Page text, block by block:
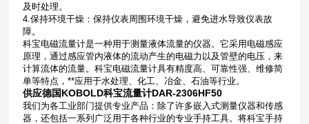
及时处理。
4.保持环境干燥：保持仪表周围环境干燥，避免进水导致仪表故
障。
科宝电磁流量计是一种用于测量液体流量的仪器。它采用电磁感应
原理，通过感应管内液体的流动产生的电磁力以及管壁的电压，来
计算流体的流量。科宝电磁流量计具有精度高、可靠性强、维修简
单等特点，**应用于水处理、化工、冶金、石油等行业。
供应德国KOBOLD科宝流量计DAR-2306HF50
我们为各工业部门提供专业产品：除了许多嵌入式测量仪器和传感
器，还包括一系列广泛用于各种行业的专业手持工具。将科宝手持